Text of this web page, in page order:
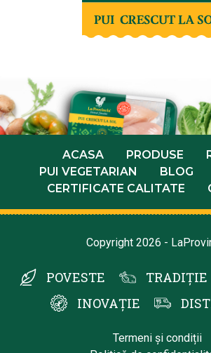
ACASA PRODUSE
PUI VEGETARIAN
BLOG
CERTIFICATE CALITATE
Copyright 2026 -
POVESTE TRADIȚIE
INOVAȚIE
Termeni și condiții